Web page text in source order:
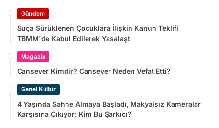
Gündem
Suça Sürüklenen Çocuklara İlişkin Kanun Teklifi
TBMM'de Kabul Edilerek Yasalaştı
Magazin
Cansever Kimdir? Cansever Neden Vefat Etti?
Genel Kültür
4 Yaşında Sahne Almaya Başladı, Makyajsız Kameralar
Karşısına Çıkıyor: Kim Bu Şarkıcı?